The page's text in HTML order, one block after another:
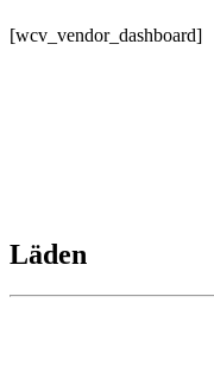
[wcv_vendor_dashboard]
Läden